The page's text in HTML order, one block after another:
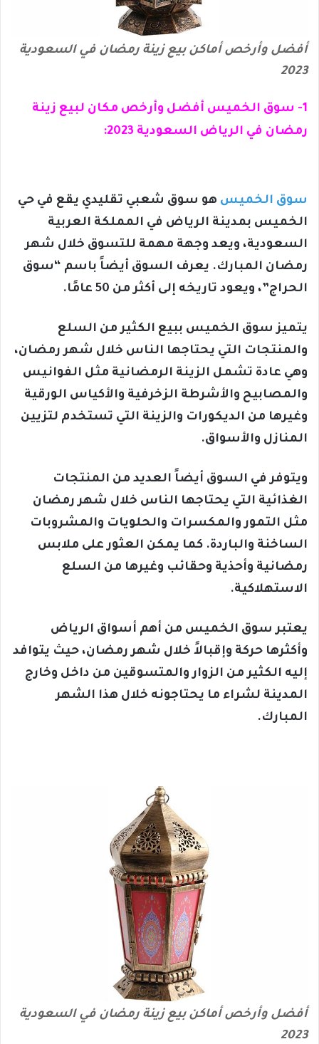
أفضل وأرخص أماكن بيع زينة رمضان في السعودية
2023
1- سوق الخميس أفضل وأرخص مكان لبيع زينة
رمضان في الرياض السعودية 2023:
سوق الخميس هو سوق شعبي تقليدي يقع في حي
الخميس بمدينة الرياض في المملكة العربية
السعودية، ويعد وجهة مهمة للتسوق خلال شهر
رمضان المبارك. يعرف السوق أيضاً باسم “سوق
الحراج”، ويعود تاريخه إلى أكثر من 50 عامًا.
يتميز سوق الخميس ببيع الكثير من السلع
والمنتجات التي يحتاجها الناس خلال شهر رمضان،
وهي عادة تشمل الزينة الرمضانية مثل الفوانيس
والمصابيح والأشرطة الزخرفية والأكياس الورقية
وغيرها من الديكورات والزينة التي تستخدم لتزيين
المنازل والأسواق.
ويتوفر في السوق أيضاً العديد من المنتجات
الغذائية التي يحتاجها الناس خلال شهر رمضان
مثل التمور والمكسرات والحلويات والمشروبات
الساخنة والباردة. كما يمكن العثور على ملابس
رمضانية وأحذية وحقائب وغيرها من السلع
الاستهلاكية.
يعتبر سوق الخميس من أهم أسواق الرياض
وأكثرها حركة وإقبالاً خلال شهر رمضان، حيث يتوافد
إليه الكثير من الزوار والمتسوقين من داخل وخارج
المدينة لشراء ما يحتاجونه خلال هذا الشهر
المبارك.
أفضل وأرخص أماكن بيع زينة رمضان في السعودية
2023